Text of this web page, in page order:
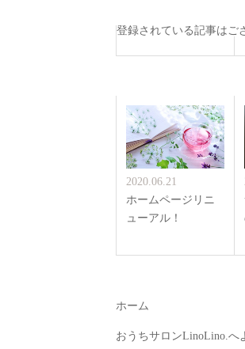
登録されている記事はご
2020.06.21
ホームページリニ
ューアル！
ホーム
おうちサロンLinoLino.へ